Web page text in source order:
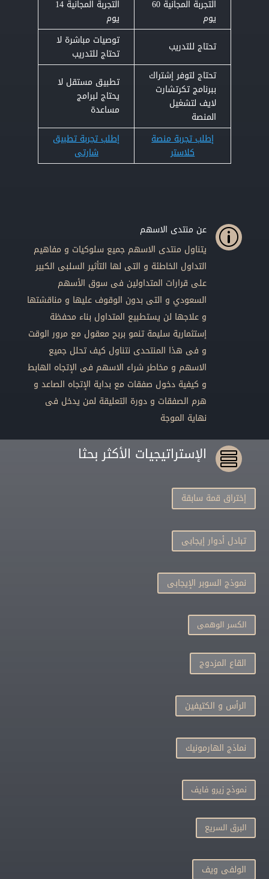
التجربة المجانية 60
يوم
التجربة المجانية 14
يوم
تحتاج للتدريب
توصيات مباشرة لا
تحتاج للتدريب
تحتاج لتوفر إشتراك
ببرنامج تكرتشارت
لايف لتشغيل
المنصة
تطبيق مستقل لا
يحتاج لبرامج
مساعدة
إطلب تجربة منصة
كلاستر
إطلب تجربة تطبيق
شارتى
p
عن منتدى الاسهم
يتناول منتدى الاسهم جميع سلوكيات و مفاهيم
التداول الخاطئة و التى لها التأثير السلبى الكبير
على قرارات المتداولين فى سوق الأسهم
السعودي و التى بدون الوقوف عليها و مناقشتها
و علاجها لن يستطبيع المتداول بناء محفظة
إستثمارية سليمة تنمو بربح معقول مع مرور الوقت
و فى هذا المنتحدى نتناول كيف تحلل جميع
الاسهم و مخاطر شراء الاسهم فى الإتجاه الهابط
و كيفية دخول صفقات مع بداية الإتجاه الصاعد و
هرم الصفقات و دورة التعليقة لمن يدخل فى
نهاية الموجة
 الإستراتيجيات الأكثر بحثا
إختراق قمة سابقة
تبادل أدوار إيجابى
نموذج السوبر الإيجابى
الكسر الوهمى
القاع المزدوج
الرأس و الكتيفين
نماذج الهارمونيك
نموذج زيرو فايف
البرق السريع
الولفى ويف